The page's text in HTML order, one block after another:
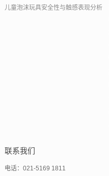
儿童泡沫玩具安全性与触感表现分析
联系我们
电话：021-5169 1811